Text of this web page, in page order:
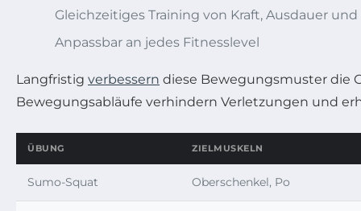
Gleichzeitiges Training von Kraft, Ausdauer
Anpassbar an jedes Fitnesslevel
Langfristig verbessern diese Bewegungsmuster die
Bewegungsabläufe verhindern Verletzungen und
ÜBUNG ZIELMUSKELN
Sumo-Squat Oberschenkel, Po